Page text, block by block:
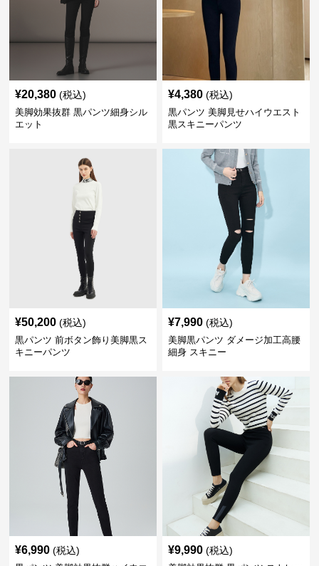
¥20,380 (税込)
美脚効果抜群 黒パンツ細身シル
エット
¥4,380 (税込)
黒パンツ 美脚見せハイウエスト
黒スキニーパンツ
¥50,200 (税込)
黒パンツ 前ボタン飾り美脚黒ス
キニーパンツ
¥7,990 (税込)
美脚黒パンツ ダメージ加工高腰
細身 スキニー
¥6,990 (税込) ¥9,990 (税込)